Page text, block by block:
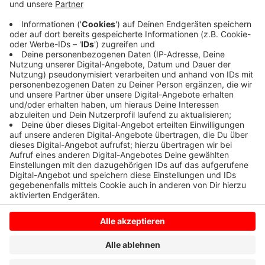
Sie erreichen beim SC Reken ein 5:5 Unentschieden.
Merfeld lag dreimal in Führung und kassierte erst in der
Nachspielzeit den endgültigen Ausgleichstreffer.
Anzeige
Anzeige